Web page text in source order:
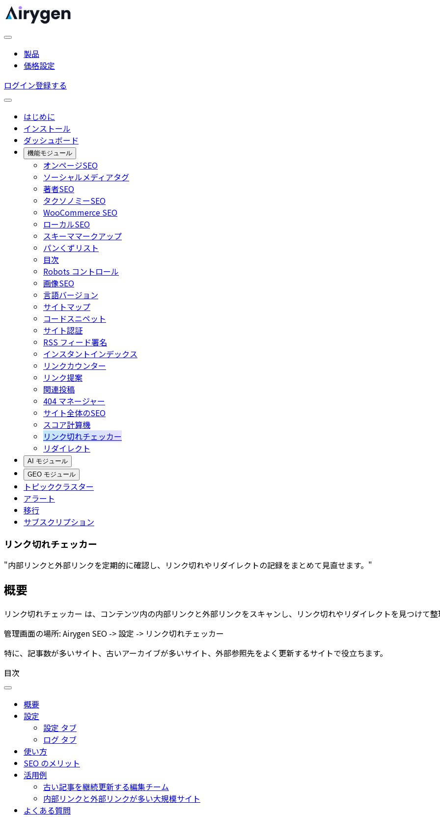
製品
価格設定
ログイン登録する
はじめに
インストール
ダッシュボード
機能モジュール
オンページSEO
ソーシャルメディアタグ
著者SEO
タクソノミーSEO
WooCommerce SEO
ローカルSEO
スキーママークアップ
パンくずリスト
目次
Robots コントロール
画像SEO
言語バージョン
サイトマップ
コードスニペット
サイト認証
RSS フィード署名
インスタントインデックス
リンクカウンター
リンク提案
関連投稿
404 マネージャー
サイト全体のSEO
スコア計算機
リンク切れチェッカー
リダイレクト
AI モジュール
GEO モジュール
トピッククラスター
アラート
移行
サブスクリプション
リンク切れチェッカー
"内部リンクと外部リンクを定期的に確認し、リンク切れやリダイレクトの記録をまとめて見直せます。"
概要
リンク切れチェッカー は、コンテンツ内の内部リンクと外部リンクをスキャンし、リンク切れやリダイレクトを見つけて
管理画面の場所: Airygen SEO -> 設定 -> リンク切れチェッカー
特に、記事数が多いサイト、古いアーカイブが多いサイト、外部参照先をよく更新するサイトで役立ちます。
目次
概要
設定
設定 タブ
ログ タブ
使い方
SEO のメリット
活用例
古い記事を継続更新する編集チーム
内部リンクと外部リンクが多い大規模サイト
よくある質問